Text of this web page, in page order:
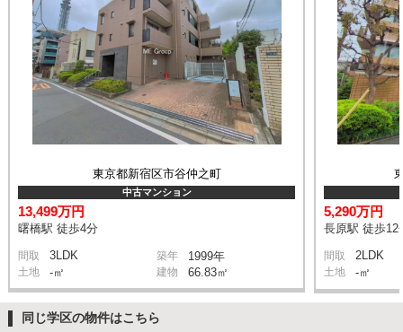
東京都新宿区市谷仲之町
中古マンション
13,499万円
曙橋駅 徒歩4分
間取 3LDK 築年 1999年
土地 -㎡ 建物 66.83㎡
5,290万円
長原駅 徒歩12
間取 2LDK
土地 -㎡
同じ学区の物件はこちら